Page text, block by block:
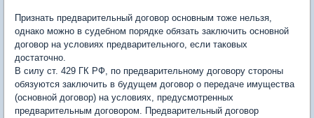
Признать предварительный договор основным тоже нельзя,
однако можно в судебном порядке обязать заключить основной
договор на условиях предварительного, если таковых
достаточно.
В силу ст. 429 ГК РФ, по предварительному договору стороны
обязуются заключить в будущем договор о передаче имущества
(основной договор) на условиях, предусмотренных
предварительным договором. Предварительный договор